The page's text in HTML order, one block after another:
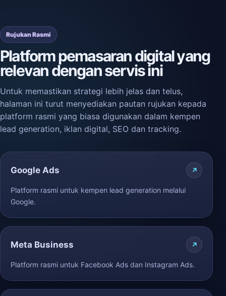
Rujukan Rasmi
Platform pemasaran digital yang
relevan dengan servis ini
Untuk memastikan strategi lebih jelas dan telus,
halaman ini turut menyediakan pautan rujukan kepada
platform rasmi yang biasa digunakan dalam kempen
lead generation, iklan digital, SEO dan tracking.
Google Ads
Platform rasmi untuk kempen lead generation melalui
Google.
Meta Business
Platform rasmi untuk Facebook Ads dan Instagram Ads.